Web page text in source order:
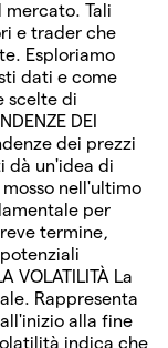
Tali
e trader che
Esploriamo
dati e come
scelte di
DEI
dei prezzi
dà un'idea di
nell'ultimo
per
termine,
VOLATILITÀ La
Rappresenta
alla fine
indica che